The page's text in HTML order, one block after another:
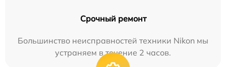
Срочный ремонт
Большинство неисправностей техники Nikon мы
устраняем в течение 2 часов.